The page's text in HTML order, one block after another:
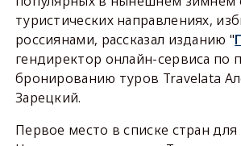
туристических направлениях,
россиянами, рассказал изданию "
гендиректор онлайн-сервиса по
бронированию туров Travelata
Зарецкий.
Первое место в списке стран для